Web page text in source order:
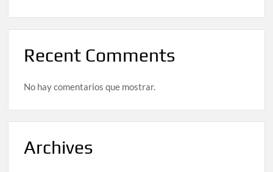
Recent Comments
No hay comentarios que mostrar.
Archives